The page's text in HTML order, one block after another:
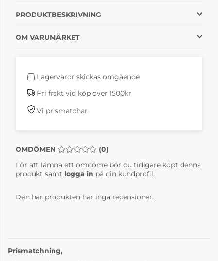
PRODUKTBESKRIVNING
OM VARUMÄRKET
Lagervaror skickas omgående
Fri frakt vid köp över 1500kr
Vi prismatchar
OMDÖMEN MEDELBETYG 0 AV 5 ANTAL BETYG 0
(0)
För att lämna ett omdöme bör du tidigare köpt denna
produkt samt logga in på din kundprofil.
Den här produkten har inga recensioner.
Prismatchning,